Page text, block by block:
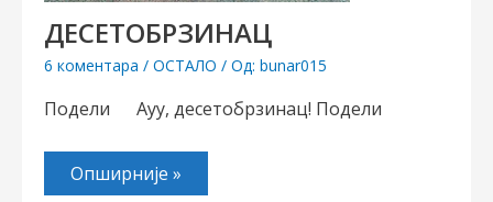
ДЕСЕТОБРЗИНАЦ
6 коментара / ОСТАЛО / Од: bunar015
Подели Ауу, десетобрзинац! Подели
Опширније »